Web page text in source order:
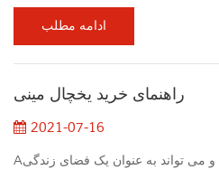
و می تواند به راحتی در آشپزخانه های
شود و حتی تجربه کمپینگ ماشین خود را
قرار دادن یخچال...
ادامه مطلب
راهنمای خرید یخچال مینی
2021-07-16
Aیخچال مینیمزایای بسیاری دارد و می تواند به عنوان یک فضای زندگی